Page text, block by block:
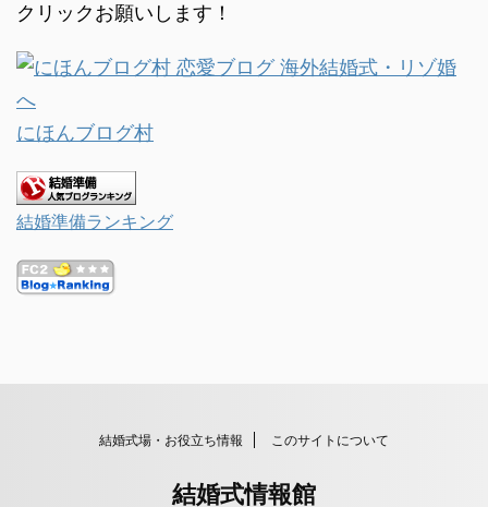
クリックお願いします！
にほんブログ村
結婚準備ランキング
結婚式場・お役立ち情報 このサイトについて
結婚式情報館